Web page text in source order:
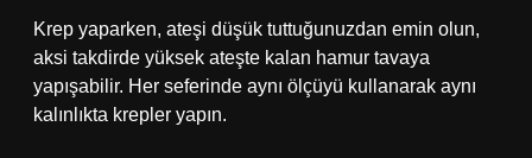
Krep yaparken, ateşi düşük tuttuğunuzdan emin olun,
aksi takdirde yüksek ateşte kalan hamur tavaya
yapışabilir. Her seferinde aynı ölçüyü kullanarak aynı
kalınlıkta krepler yapın.